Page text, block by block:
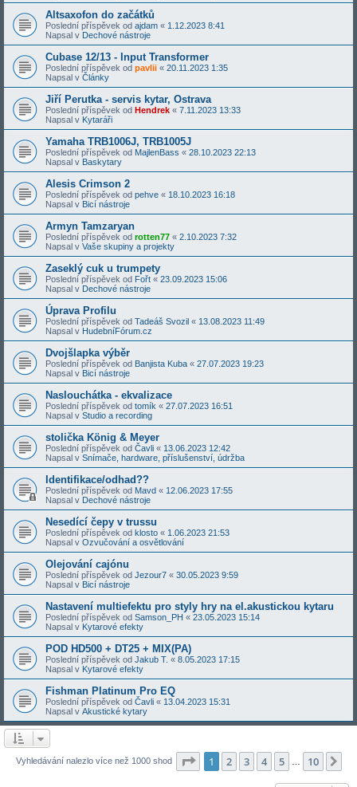
Altsaxofon do začátků
Poslední příspěvek od ajdam « 1.12.2023 8:41
Napsal v Dechové nástroje
Cubase 12/13 - Input Transformer
Poslední příspěvek od pavlii « 20.11.2023 1:35
Napsal v Články
Jiří Perutka - servis kytar, Ostrava
Poslední příspěvek od Hendrek « 7.11.2023 13:33
Napsal v Kytaráři
Yamaha TRB1006J, TRB1005J
Poslední příspěvek od MajlenBass « 28.10.2023 22:13
Napsal v Baskytary
Alesis Crimson 2
Poslední příspěvek od pehve « 18.10.2023 16:18
Napsal v Bicí nástroje
Armyn Tamzaryan
Poslední příspěvek od rotten77 « 2.10.2023 7:32
Napsal v Vaše skupiny a projekty
Zaseklý cuk u trumpety
Poslední příspěvek od Fořt « 23.09.2023 15:06
Napsal v Dechové nástroje
Úprava Profilu
Poslední příspěvek od Tadeáš Svozil « 13.08.2023 11:49
Napsal v HudebníFórum.cz
Dvojšlapka výběr
Poslední příspěvek od Banjista Kuba « 27.07.2023 19:23
Napsal v Bicí nástroje
Naslouchátka - ekvalizace
Poslední příspěvek od tomík « 27.07.2023 16:51
Napsal v Studio a recording
stolička König & Meyer
Poslední příspěvek od Čavli « 13.06.2023 12:42
Napsal v Snímače, hardware, příslušenství, údržba
Identifikace/odhad??
Poslední příspěvek od Mavd « 12.06.2023 17:55
Napsal v Dechové nástroje
Nesedící čepy v trussu
Poslední příspěvek od klosto « 1.06.2023 21:53
Napsal v Ozvučování a osvětlování
Olejování cajónu
Poslední příspěvek od Jezour7 « 30.05.2023 9:59
Napsal v Bicí nástroje
Nastavení multiefektu pro styly hry na el.akustickou kytaru
Poslední příspěvek od Samson_PH « 23.05.2023 15:14
Napsal v Kytarové efekty
POD HD500 + DT25 + MIX(PA)
Poslední příspěvek od Jakub T. « 8.05.2023 17:15
Napsal v Kytarové efekty
Fishman Platinum Pro EQ
Poslední příspěvek od Čavli « 13.04.2023 15:31
Napsal v Akustické kytary
Vyhledávání nalezlo více než 1000 shod Stránka z 10
1 2 3 4 5 10